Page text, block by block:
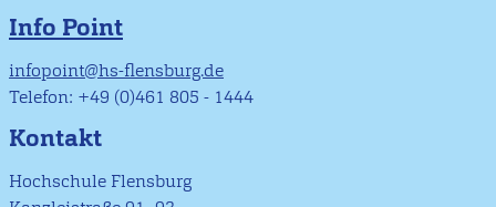
Info Point
infopoint@hs-flensburg.de
Telefon: +49 (0)461 805 - 1444
Kontakt
Hochschule Flensburg